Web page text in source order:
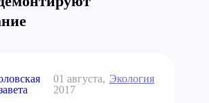
01 августа,
2017
Экология